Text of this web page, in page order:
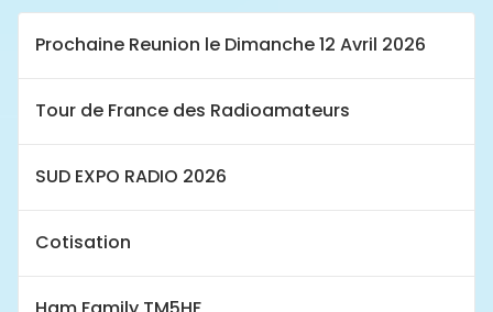
Prochaine Reunion le Dimanche 12 Avril 2026
Tour de France des Radioamateurs
SUD EXPO RADIO 2026
Cotisation